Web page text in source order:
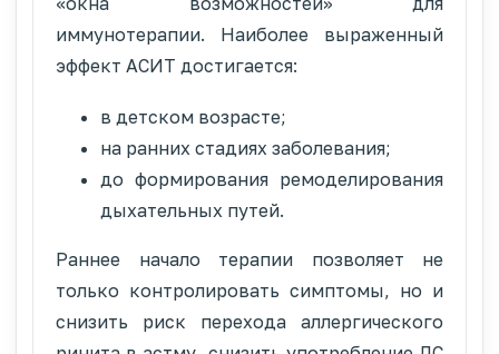
иммунотерапии. Наиболее выраженный
эффект АСИТ достигается:
в детском возрасте;
на ранних стадиях заболевания;
до формирования ремоделирования
дыхательных путей.
Раннее начало терапии позволяет не
только контролировать симптомы, но и
снизить риск перехода аллергического